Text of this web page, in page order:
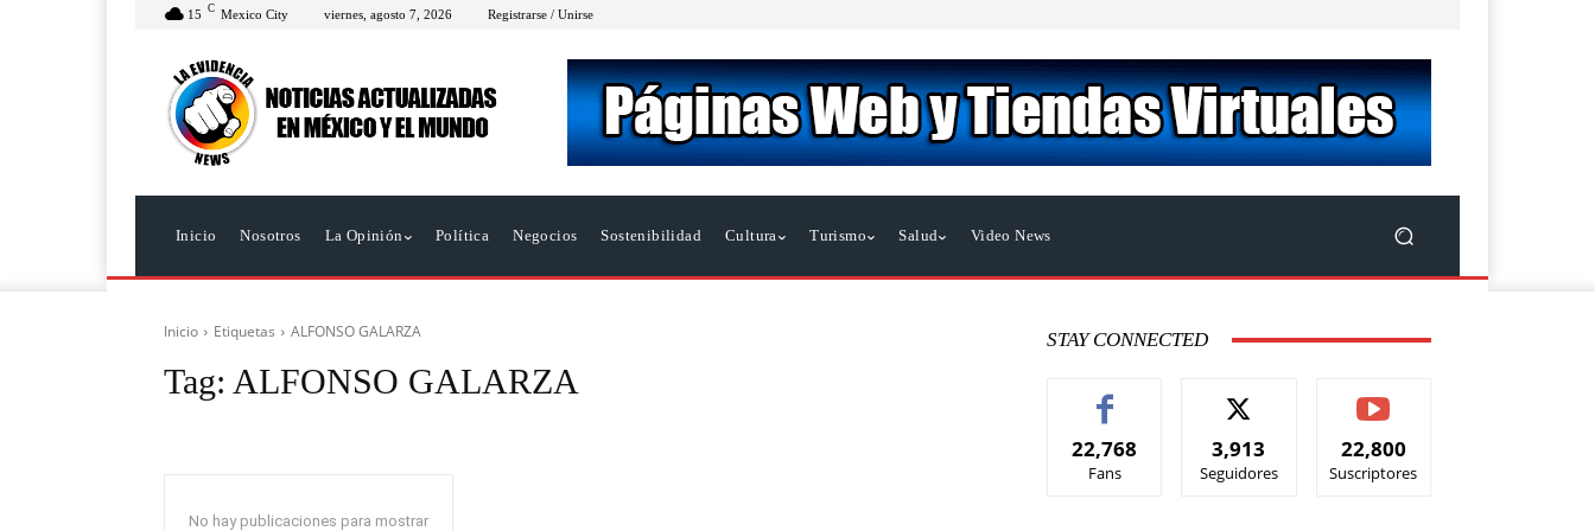
15 C Mexico City viernes, agosto 7, 2026 Registrarse / Unirse
Inicio Nosotros La Opinión Política Negocios Sostenibilidad Cultura Turismo Salud Video News
Inicio Etiquetas ALFONSO GALARZA
Tag: ALFONSO GALARZA
No hay publicaciones para mostrar
STAY CONNECTED
22,768
Fans
3,913
Seguidores
22,800
Suscriptores